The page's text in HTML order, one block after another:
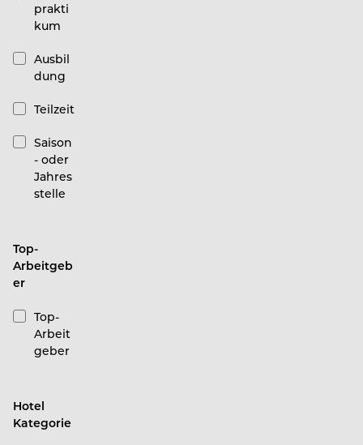
prakti
kum
Ausbil
dung
Teilzeit
Saison
- oder
Jahres
stelle
Top-
Arbeitgeb
er
Top-
Arbeit
geber
Hotel
Kategorie